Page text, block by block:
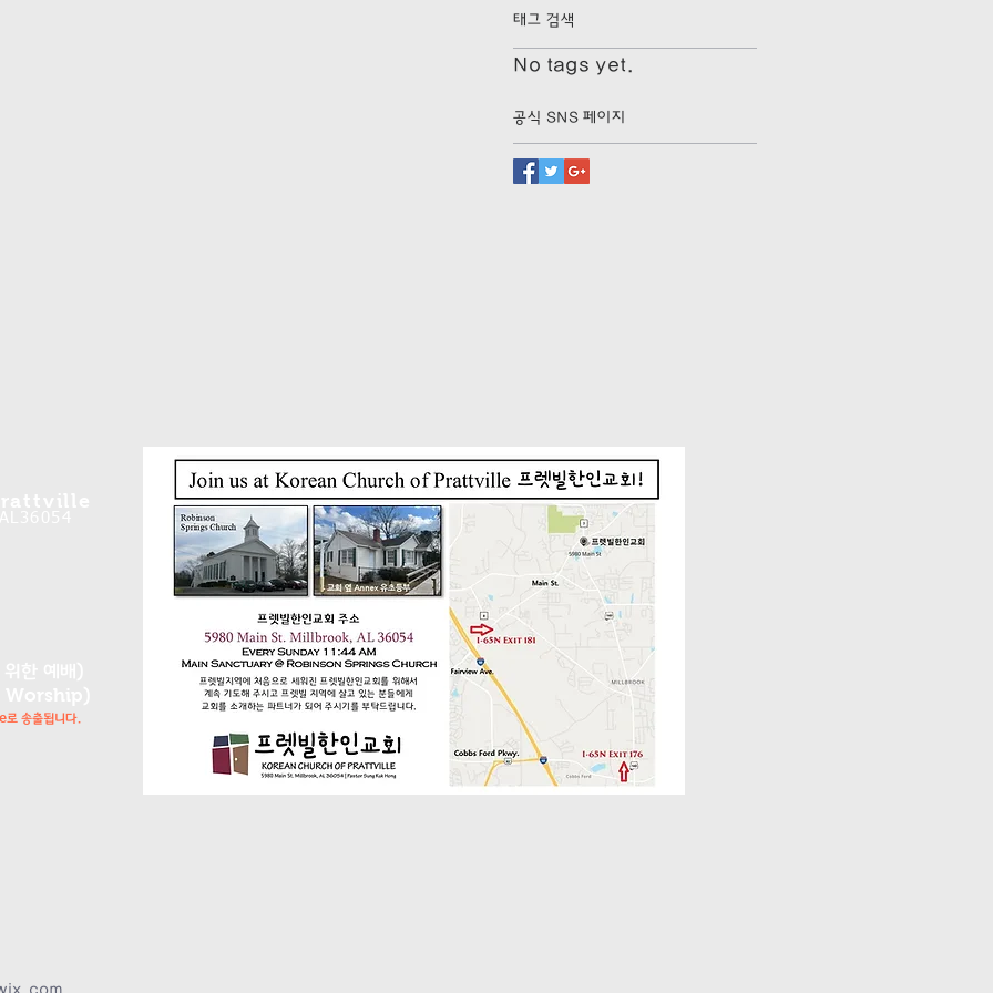
태그 검색
No tags yet.
공식 SNS 페이지
로 송출됩니다.